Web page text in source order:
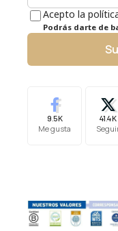
Acepto la
Podrás darte de
9.5K
Me gusta
41.4K